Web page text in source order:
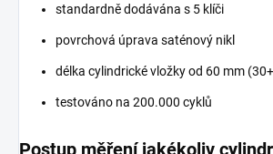
standardně dodávána s 5 klíči
povrchová úprava saténový nikl
délka cylindrické vložky od 60 mm
testováno na 200.000 cyklů
Postup měření jakékoliv